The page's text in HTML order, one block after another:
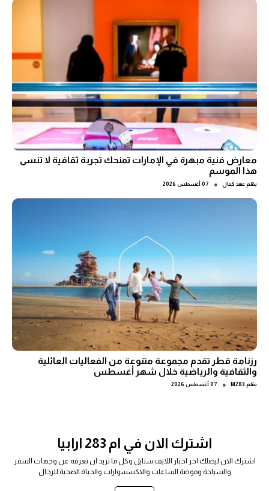
معارض فنية مبهرة في الإمارات تمنحك تجربة ثقافية لا تنسى
هذا الموسم
بقلم عهد كمال ● 07 أغسطس 2026
رزنامة قطر تقدم مجموعة متنوعة من الفعاليات العائلية
والثقافية والرياضية خلال شهر أغسطس
بقلم M283
● 07 أغسطس 2026
اشترك الان في ام 283 ارابيا
اشترك الان ليصلك اخر اخبار اللايف ستايل وكل ما تريد ان تعرفه عن وجهات السفر
والسياحة وموضة الساعات والاكسسوارات والحياة الصحية للرجال